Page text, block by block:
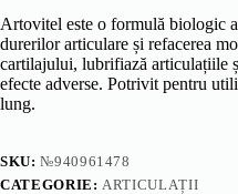
Artovitel este o formulă biologic
durerilor articulare și refacerea
cartilajului, lubrifiază articulațiile
efecte adverse. Potrivit pentru
lung.
SKU:№940961478
CATEGORIE: ARTICULAȚII